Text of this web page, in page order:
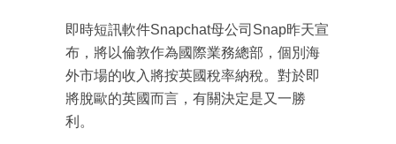
即時短訊軟件Snapchat母公司Snap昨天宣
布，將以倫敦作為國際業務總部，個別海
外市場的收入將按英國稅率納稅。對於即
將脫歐的英國而言，有關決定是又一勝
利。